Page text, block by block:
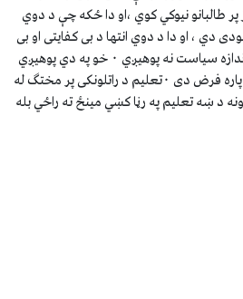
پر طالبانو نيوکي کوي ،او دا ځکه چې د دوي
دي ، او دا د دوي انتها د بى کفايتى او بى
تدبيرى ښايى ،هر څوک که يو اندازه سياست نه پوهيږي ٠ خو په دي پوهيږي
چې تعليم د ښځو او نارينه له پاره فرض دى ٠تعليم د راتلونکى پر مختګ له
د ښه تعليم په رڼا کښي مينځ ته راځي بله